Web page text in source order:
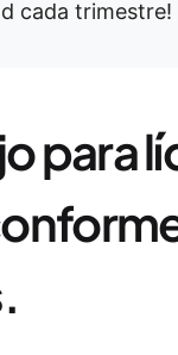
cada trimestre!
para